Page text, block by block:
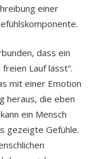
einer
dass ein
Lauf lässt“.
mit einer Emotion
heraus, die eben
ein Mensch
gezeigte Gefühle.